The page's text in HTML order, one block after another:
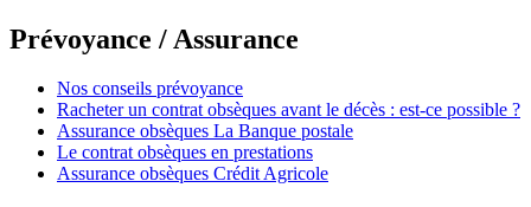
Prévoyance / Assurance
Nos conseils prévoyance
Racheter un contrat obsèques avant le décès : est-ce possible ?
Assurance obsèques La Banque postale
Le contrat obsèques en prestations
Assurance obsèques Crédit Agricole